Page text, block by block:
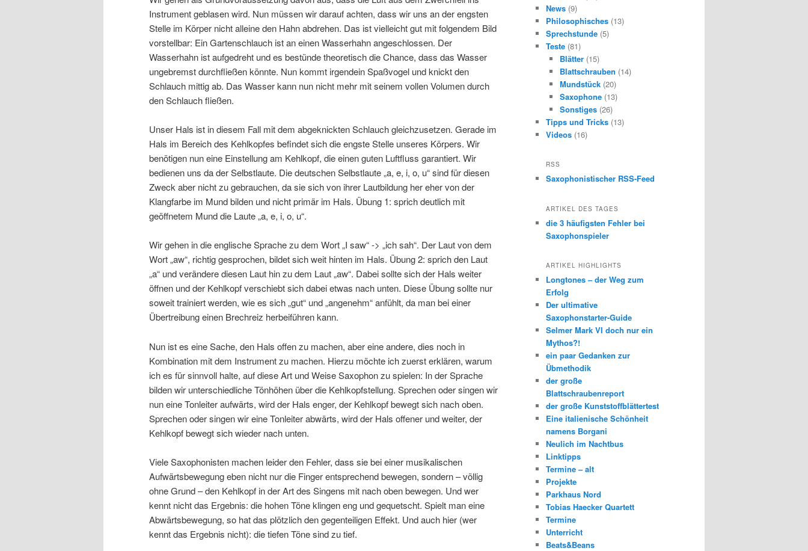
Instrument geblasen wird. Nun müssen wir darauf achten, dass wir uns an der engsten
Stelle im Körper nicht alleine den Hahn abdrehen. Das ist vielleicht gut mit folgendem Bild
vorstellbar: Ein Gartenschlauch ist an einen Wasserhahn angeschlossen. Der
Wasserhahn ist aufgedreht und es bestünde theoretisch die Chance, dass das Wasser
ungebremst durchfließen könnte. Nun kommt irgendein Spaßvogel und knickt den
Schlauch mittig ab. Das Wasser kann nun nicht mehr mit seinem vollen Volumen durch
den Schlauch fließen.
Unser Hals ist in diesem Fall mit dem abgeknickten Schlauch gleichzusetzen. Gerade im
Hals im Bereich des Kehlkopfes befindet sich die engste Stelle unseres Körpers. Wir
benötigen nun eine Einstellung am Kehlkopf, die einen guten Luftfluss garantiert. Wir
bedienen uns da der Selbstlaute. Die deutschen Selbstlaute „a, e, i, o, u“ sind für diesen
Zweck aber nicht zu gebrauchen, da sie sich von ihrer Lautbildung her eher von der
Klangfarbe im Mund bilden und nicht primär im Hals. Übung 1: sprich deutlich mit
geöffnetem Mund die Laute „a, e, i, o, u“.
Wir gehen in die englische Sprache zu dem Wort „I saw“ -> „ich sah“. Der Laut von dem
Wort „aw“, richtig gesprochen, bildet sich weit hinten im Hals. Übung 2: sprich den Laut
„a“ und verändere diesen Laut hin zu dem Laut „aw“. Dabei sollte sich der Hals weiter
öffnen und der Kehlkopf verschiebt sich dabei etwas nach unten. Diese Übung sollte nur
soweit trainiert werden, wie es sich „gut“ und „angenehm“ anfühlt, da man bei einer
Übertreibung einen Brechreiz herbeiführen kann.
Nun ist es eine Sache, den Hals offen zu machen, aber eine andere, dies noch in
Kombination mit dem Instrument zu machen. Hierzu möchte ich zuerst erklären, warum
ich es für sinnvoll halte, auf diese Art und Weise Saxophon zu spielen: In der Sprache
bilden wir unterschiedliche Tönhöhen über die Kehlkopfstellung. Sprechen oder singen wir
nun eine Tonleiter aufwärts, wird der Hals enger, der Kehlkopf bewegt sich nach oben.
Sprechen oder singen wir eine Tonleiter abwärts, wird der Hals offener und weiter, der
Kehlkopf bewegt sich wieder nach unten.
Viele Saxophonisten machen leider den Fehler, dass sie bei einer musikalischen
Aufwärtsbewegung eben nicht nur die Finger entsprechend bewegen, sondern – völlig
ohne Grund – den Kehlkopf in der Art des Singens mit nach oben bewegen. Und wer
kennt nicht das Ergebnis: die hohen Töne klingen eng und gequetscht. Spielt man eine
Abwärtsbewegung, so hat das plötzlich den gegenteiligen Effekt. Und auch hier (wer
kennt das Ergebnis nicht): die tiefen Töne sind zu tief.
News (9)
Philosophisches (13)
Sprechstunde (5)
Teste (81)
Blätter(15)
Blattschrauben (14)
Mundstück(20)
Saxophone(13)
Sonstiges(26)
Tipps und Tricks (13)
Videos (16)
RSS
Saxophonistischer RSS-Feed
ARTIKEL DES TAGES
die 3 häufigsten Fehler bei
Saxophonspieler
ARTIKEL HIGHLIGHTS
Longtones – der Weg zum
Erfolg
Der ultimative
Saxophonstarter-Guide
Selmer Mark VI doch nur ein
Mythos?!
ein paar Gedanken zur
Übmethodik
der große
Blattschraubenreport
der große Kunststoffblättertest
Eine italienische Schönheit
namens Borgani
Neulich im Nachtbus
Linktipps
Termine – alt
Projekte
Parkhaus Nord
Tobias Haecker Quartett
Termine
Unterricht
Beats&Beans